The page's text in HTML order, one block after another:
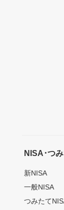
NISA･つ
新NISA
一般NISA
つみたて